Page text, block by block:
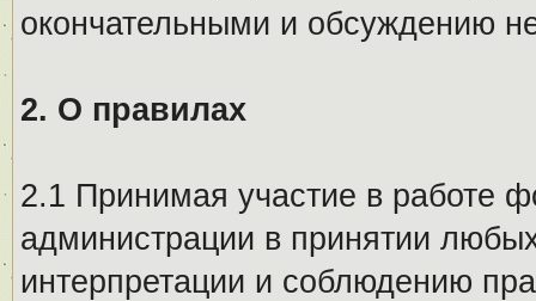
окончательными и обсуждению
2. О правилах
2.1 Принимая участие в работе
администрации в принятии
интерпретации и соблюдению